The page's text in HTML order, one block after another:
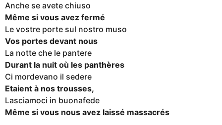
Anche se avete chiuso
Même si vous avez fermé
Le vostre porte sul nostro muso
Vos portes devant nous
La notte che le pantere
Durant la nuit où les panthères
Ci mordevano il sedere
Etaient à nos trousses,
Lasciamoci in buonafede
Même si vous nous avez laissé massacrés